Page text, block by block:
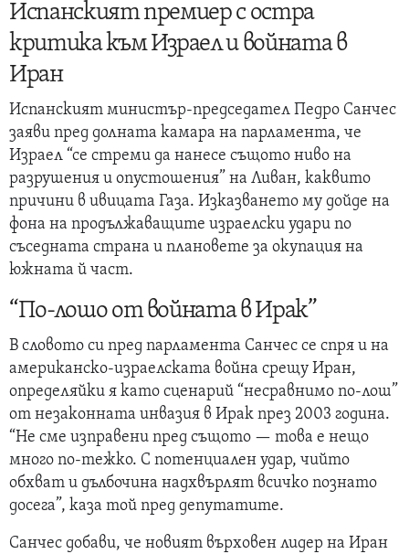
Испанският премиер с остра
критика към Израел и войната в
Иран
Испанският министър-председател Педро Санчес
заяви пред долната камара на парламента, че
Израел “се стреми да нанесе същото ниво на
разрушения и опустошения” на Ливан, каквито
причини в ивицата Газа. Изказването му дойде на
фона на продължаващите израелски удари по
съседната страна и плановете за окупация на
южната й част.
“По-лошо от войната в Ирак”
В словото си пред парламента Санчес се спря и на
американско-израелската война срещу Иран,
определяйки я като сценарий “несравнимо по-лош”
от незаконната инвазия в Ирак през 2003 година.
“Не сме изправени пред същото — това е нещо
много по-тежко. С потенциален удар, чийто
обхват и дълбочина надхвърлят всичко познато
досега”, каза той пред депутатите.
Санчес добави, че новият върховен лидер на Иран